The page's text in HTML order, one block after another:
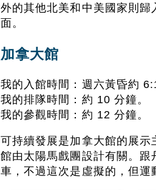
外的其他北美和中美國家則
面。
加拿大館
我的入館時間：週六黃昏約
我的排隊時間：約 10 分鐘。
我的參觀時間：約 12 分鐘。
可持續發展是加拿大館的展
館由太陽馬戲團設計有關。
車，不過這次是虛擬的，但